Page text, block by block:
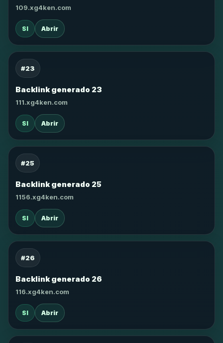
109.xg4ken.com
SI Abrir
#23
Backlink generado 23
111.xg4ken.com
SI Abrir
#25
Backlink generado 25
1156.xg4ken.com
SI Abrir
#26
Backlink generado 26
116.xg4ken.com
SI Abrir